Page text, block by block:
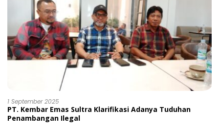
1 September 2025
PT. Kembar Emas Sultra Klarifikasi Adanya Tuduhan
Penambangan Ilegal